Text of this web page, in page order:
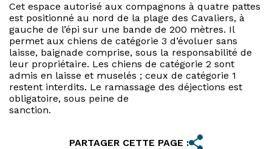
Cet espace autorisé aux compagnons à quatre pattes
est positionné au nord de la plage des Cavaliers, à
gauche de l’épi sur une bande de 200 mètres. Il
permet aux chiens de catégorie 3 d’évoluer sans
laisse, baignade comprise, sous la responsabilité de
leur propriétaire. Les chiens de catégorie 2 sont
admis en laisse et muselés ; ceux de catégorie 1
restent interdits. Le ramassage des déjections est
obligatoire, sous peine de
sanction.
PARTAGER CETTE PAGE :